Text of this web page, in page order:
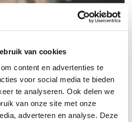
van cookies
content en advertenties te
voor social media te bieden
te analyseren. Ook delen we
van onze site met onze
adverteren en analyse. Deze
internationaal befaamde
zou worden, verbleef Picasso
Hij tekende en schilderde in
Waarom ging hij onze kant uit voor